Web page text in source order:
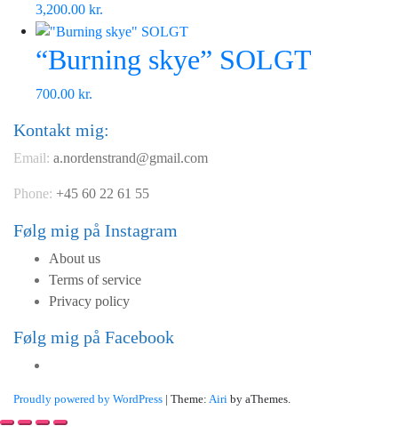
3,200.00 kr.
“Burning skye” SOLGT
700.00 kr.
Kontakt mig:
Email: a.nordenstrand@gmail.com
Phone: +45 60 22 61 55
Følg mig på Instagram
About us
Terms of service
Privacy policy
Følg mig på Facebook
Proudly powered by WordPress | Theme: Airi by aThemes.